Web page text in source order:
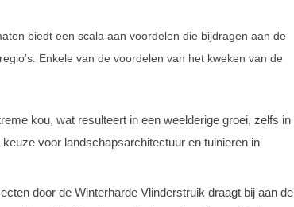
biedt een scala aan voordelen die bijdragen aan de
Enkele van de voordelen van het kweken van de
kou, wat resulteert in een weelderige groei, zelfs in
voor landschapsarchitectuur en tuinieren in
door de Winterharde Vlinderstruik draagt bij aan de